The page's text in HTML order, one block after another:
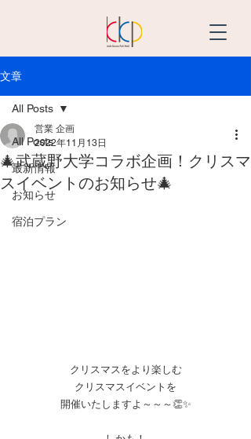
文章
All Posts
最新情報
お知らせ
宿泊プラン
All Posts
🎄武蔵野大学コラボ企画！クリスマ
スイベントのお知らせ🎄
営業 企画
2022年11月13日
クリスマスをより楽しむ
クリスマスイベントを
開催いたしますよ～～～👏✨